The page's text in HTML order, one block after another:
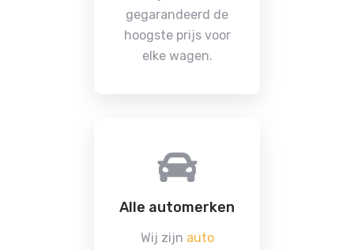
gegarandeerd de
hoogste prijs voor
elke wagen.
Alle automerken
Wij zijn auto